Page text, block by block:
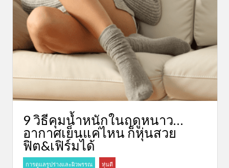
9 วิธีคุมน้ำหนักในฤดูหนาว…
อากาศเย็นแค่ไหน ก็หุ่นสวย
ฟิต&เฟิร์มได้
การดูแลรูปร่างและผิวพรรณ หุ่นดี